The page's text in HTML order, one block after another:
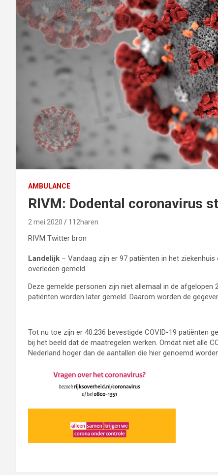
AMBULANCE
RIVM: Dodental coronavirus
2 mei 2020 112haren
RIVM Twitter bron
Landelijk – Vandaag zijn er 97 patiënten in het
overleden gemeld.
Deze gemelde personen zijn niet allemaal in de
patiënten worden later gemeld. Daarom worden de
Tot nu toe zijn er 40.236 bevestigde COVID-19 patiënten
bij het beeld dat de maatregelen werken. Omdat niet alle
Nederland hoger dan de aantallen die hier genoemd